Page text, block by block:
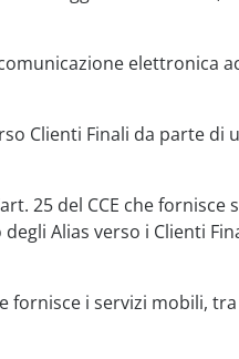
elettronica
Clienti Finali da parte di
25 del CCE che fornisce
Alias verso i Clienti
fornisce i servizi mobili,